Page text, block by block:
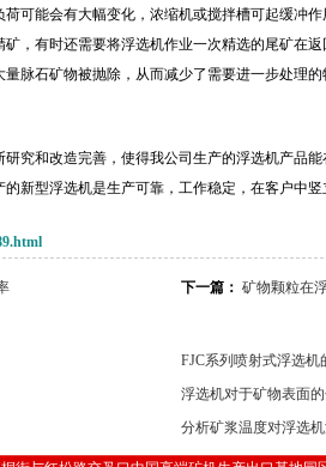
可能会有大幅变化，浓缩机或搅拌槽可起缓冲
，有时还需要将浮选机作业一次精选的尾矿在
脉石矿物被抛除，从而减少了需要进一步处理
研究和改造完善，使得我公司生产的浮选机产品
新型浮选机是生产可靠，工作稳定，在客户中竖
下一篇： 矿物颗粒在
FJC系列喷射式浮选机
浮选机对于矿物表面
分析矿浆温度对浮选